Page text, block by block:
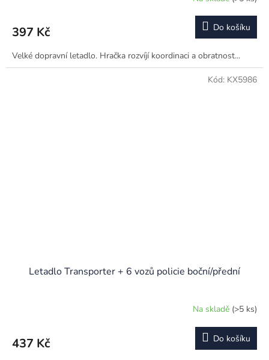
397 Kč Do košíku
Velké dopravní letadlo. Hračka rozvíjí koordinaci a obratnost...
Letadlo Transporter + 6 vozů policie boční/přední
Na skladě (>5 ks)
437 Kč Do košíku
Kód: KX5986